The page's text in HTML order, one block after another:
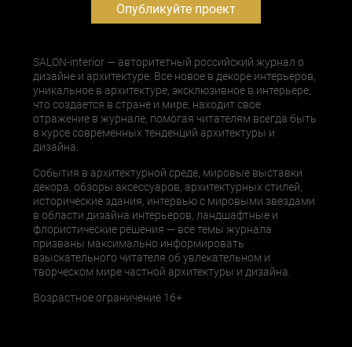
Опубликуйте проект
SALON-interior — авторитетный российский журнал о
дизайне и архитектуре. Все новое в декоре интерьеров,
уникальное в архитектуре, эксклюзивное в интерьере,
что создается в стране и мире, находит свое
отражение в журнале, помогая читателям всегда быть
в курсе современных тенденций архитектуры и
дизайна.
События в архитектурной среде, мировые выставки
декора, обзоры аксессуаров, архитектурных стилей,
исторические здания, интервью с мировыми звездами
в области дизайна интерьеров, ландшафтные и
флористические решения — все темы журнала
призваны максимально информировать
взыскательного читателя об увлекательном и
творческом мире частной архитектуры и дизайна.
Возрастное ограничение 16+